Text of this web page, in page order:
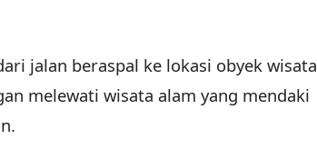
jalan beraspal ke lokasi obyek wisata
melewati wisata alam yang mendaki